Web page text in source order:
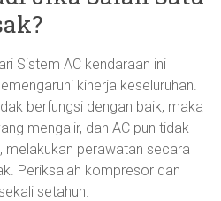
Sistem AC kendaraan ini
kinerja keseluruhan.
berfungsi dengan baik, maka
mengalir, dan AC pun tidak
melakukan perawatan secara
Periksalah kompresor dan
setahun.